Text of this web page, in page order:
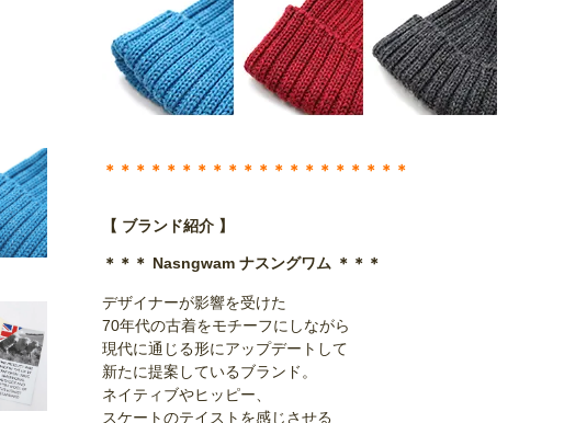
＊＊＊＊＊＊＊＊＊＊＊＊＊＊＊＊＊＊＊＊
【 ブランド紹介 】
＊＊＊ Nasngwam ナスングワム ＊＊＊
デザイナーが影響を受けた
70年代の古着をモチーフにしながら
現代に通じる形にアップデートして
新たに提案しているブランド。
ネイティブやヒッピー、
スケートのテイストを感じさせる